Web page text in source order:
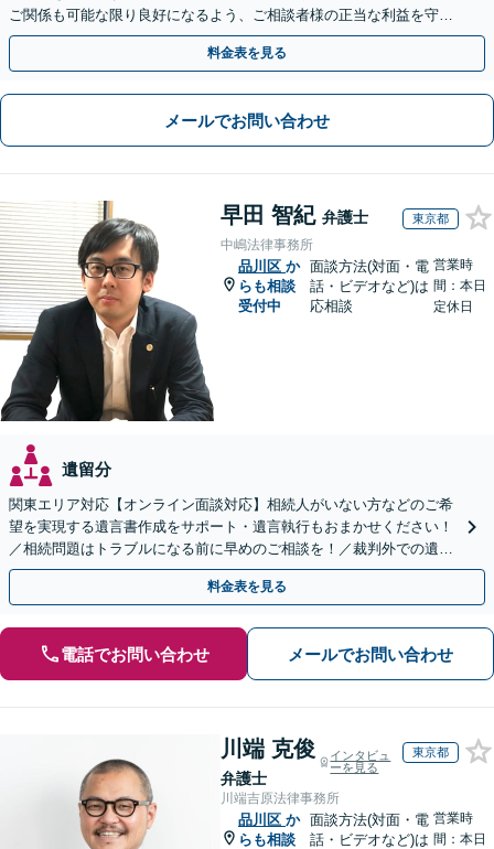
ご関係も可能な限り良好になるよう、ご相談者様の正当な利益を守り
つつ、双方が納得できる着地点を探ります。
料金表を見る
メールでお問い合わせ
早田 智紀 弁護士 東京都
中嶋法律事務所
品川区 か
らも相談
受付中
面談方法(対面・電
話・ビデオなど)は
応相談
営業時
間：本日
定休日
遺留分
関東エリア対応【オンライン面談対応】相続人がいない方などのご希
望を実現する遺言書作成をサポート・遺言執行もおまかせください！
／相続問題はトラブルになる前に早めのご相談を！／裁判外での遺産
分割協議の経験多数【完全個室】
料金表を見る
電話でお問い合わせ メールでお問い合わせ
川端 克俊
弁護士
インタビュ
ーを見る
東京都
川端吉原法律事務所
品川区 か
らも相談
面談方法(対面・電
話・ビデオなど)は
営業時
間：本日